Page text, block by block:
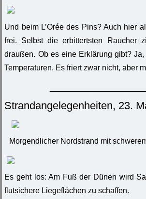
Und beim L’Orée des Pins? Auch hier
frei. Selbst die erbittertsten Raucher
draußen. Ob es eine Erklärung gibt?
Temperaturen. Es friert zwar nicht, aber
Strandangelegenheiten, 23.
Morgendlicher Nordstrand mit
Es geht los: Am Fuß der Dünen wird
flutsichere Liegeflächen zu schaffen.